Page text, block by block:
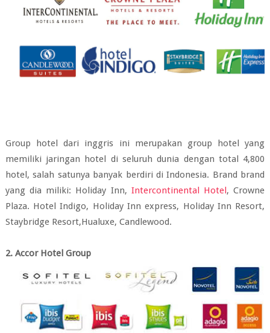
Group hotel dari inggris ini merupakan group hotel yang
memiliki jaringan hotel di seluruh dunia dengan total 4,800
hotel, salah satunya banyak berdiri di Indonesia. Brand brand
yang dia miliki: Holiday Inn, Intercontinental Hotel , Crowne
Plaza. Hotel Indigo, Holiday Inn express, Holiday Inn Resort,
Staybridge Resort,Hualuxe, Candlewood.
2. Accor Hotel Group